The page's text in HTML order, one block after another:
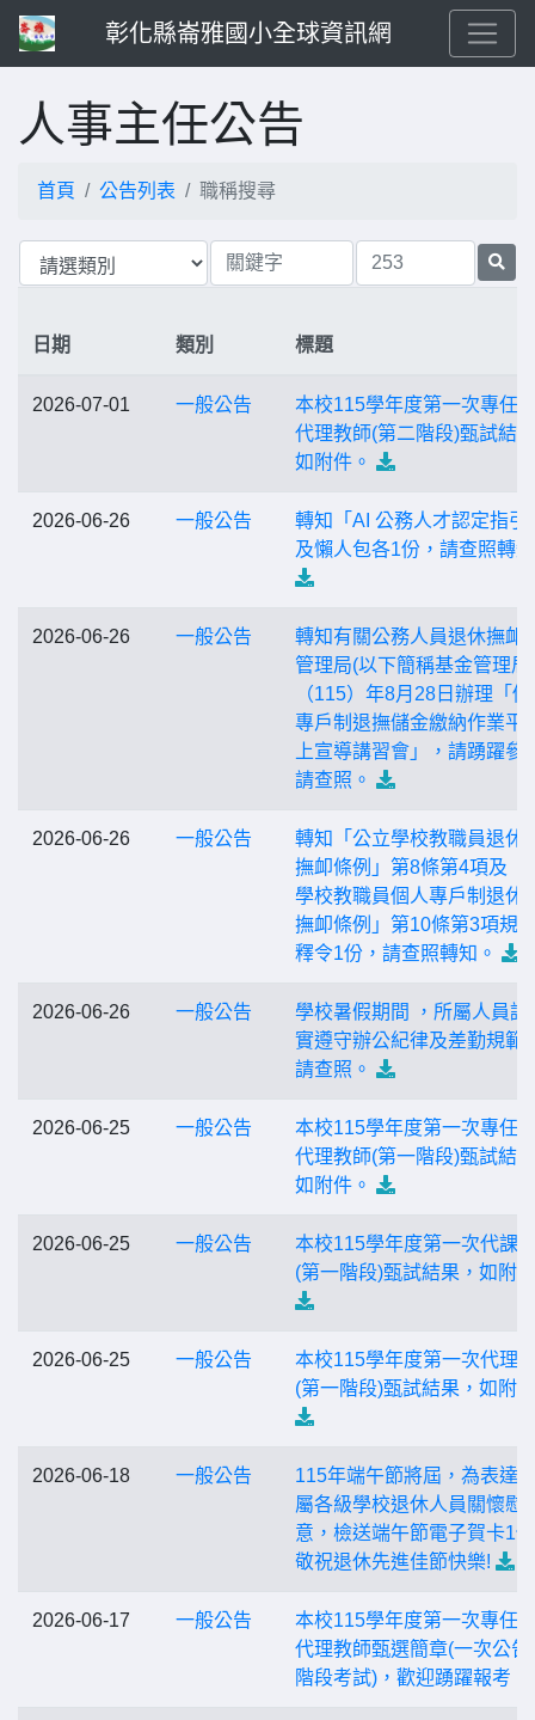
彰化縣崙雅國小全球資訊網
人事主任公告
首頁 公告列表 職稱搜尋
日期 類別 標題
2026-07-01 一般公告
本校115學年度第一次專任
代理教師(第二階段)甄試結
如附件。
2026-06-26 一般公告
轉知「AI 公務人才認定指引
及懶人包各1份，請查照轉
2026-06-26 一般公告
轉知有關公務人員退休撫卹
管理局(以下簡稱基金管理局
（115）年8月28日辦理「
專戶制退撫儲金繳納作業平
上宣導講習會」，請踴躍參
請查照。
2026-06-26 一般公告
轉知「公立學校教職員退休
撫卹條例」第8條第4項及「
學校教職員個人專戶制退休
撫卹條例」第10條第3項規
釋令1份，請查照轉知。
2026-06-26 一般公告
學校暑假期間 ，所屬人員請
實遵守辦公紀律及差勤規範
請查照。
2026-06-25 一般公告
本校115學年度第一次專任
代理教師(第一階段)甄試結
如附件。
2026-06-25 一般公告
本校115學年度第一次代課
(第一階段)甄試結果，如附
2026-06-25 一般公告
本校115學年度第一次代理
(第一階段)甄試結果，如附
2026-06-18 一般公告
115年端午節將屆，為表達
屬各級學校退休人員關懷慰
意，檢送端午節電子賀卡1
敬祝退休先進佳節快樂!
2026-06-17 一般公告
本校115學年度第一次專任
代理教師甄選簡章(一次公告
階段考試)，歡迎踴躍報考。